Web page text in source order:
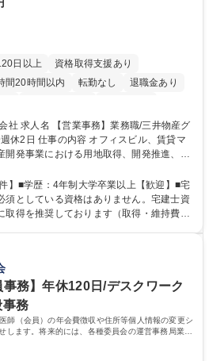
日以上
資格取得支援あり
間20時間以内 転勤なし
退職金あり
寮・社宅あり
井物産グ
ビル、賃貸マ
開発事業における用地取得、開発推進、賃
を行う営業部門において事務業務を担当
支払業務（各種費用支払、支払管理、請
スター申請対応）・予算作成及び予実管
。 募集職種 【営業事務】
業時間10H/完全週休2日
】■学歴：4年制大学卒業以上【歓迎】■宅
としている資格はありません。宅建士資
取得を推奨しております（取得・維持費用
ジを厭わず、粘り強く業務に取り組める
係を構築でき、期限を意識したスケジュ
他部署（営業部門、コーポレート部門）
。 学歴・資格 学歴：大学
取引士
務】年休120日/デスクワーク
事務
師（会員）の年会費徴収や住所等個人情報の変更シ
します。将来的には、各種委員会の運営事務局業務
。